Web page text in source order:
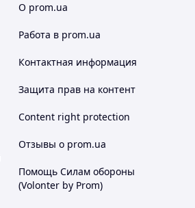
О prom.ua
Работа в prom.ua
Контактная информация
Защита прав на контент
Content right protection
Отзывы о prom.ua
Помощь Силам обороны
(Volonter by Prom)